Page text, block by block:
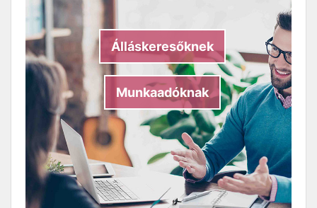
Álláskeresőknek
Munkaadóknak